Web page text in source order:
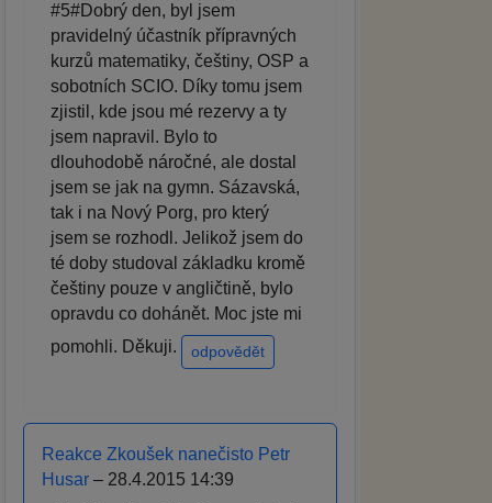
#5#Dobrý den, byl jsem
pravidelný účastník přípravných
kurzů matematiky, češtiny, OSP a
sobotních SCIO. Díky tomu jsem
zjistil, kde jsou mé rezervy a ty
jsem napravil. Bylo to
dlouhodobě náročné, ale dostal
jsem se jak na gymn. Sázavská,
tak i na Nový Porg, pro který
jsem se rozhodl. Jelikož jsem do
té doby studoval základku kromě
češtiny pouze v angličtině, bylo
opravdu co dohánět. Moc jste mi
pomohli. Děkuji.
odpovědět
Reakce Zkoušek nanečisto Petr
Husar – 28.4.2015 14:39